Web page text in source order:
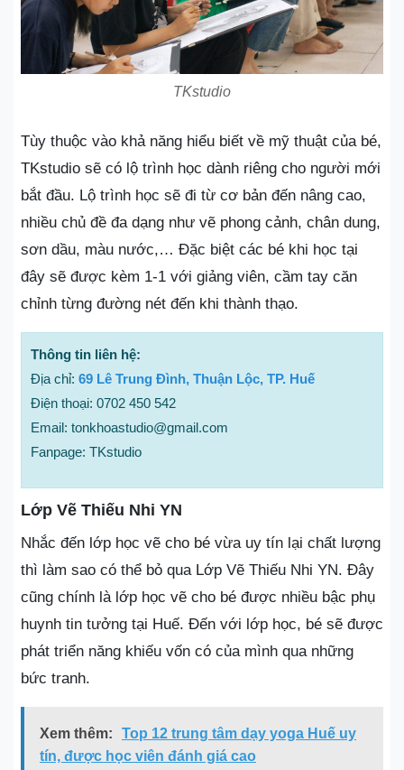
TKstudio
Tùy thuộc vào khả năng hiểu biết về mỹ thuật của bé,
TKstudio sẽ có lộ trình học dành riêng cho người mới
bắt đầu. Lộ trình học sẽ đi từ cơ bản đến nâng cao,
nhiều chủ đề đa dạng như vẽ phong cảnh, chân dung,
sơn dầu, màu nước,… Đặc biệt các bé khi học tại
đây sẽ được kèm 1-1 với giảng viên, cầm tay căn
chỉnh từng đường nét đến khi thành thạo.
Thông tin liên hệ:
Địa chỉ: 69 Lê Trung Đình, Thuận Lộc, TP. Huế
Điện thoại: 0702 450 542
Email: tonkhoastudio@gmail.com
Fanpage: TKstudio
Lớp Vẽ Thiếu Nhi YN
Nhắc đến lớp học vẽ cho bé vừa uy tín lại chất lượng
thì làm sao có thể bỏ qua Lớp Vẽ Thiếu Nhi YN. Đây
cũng chính là lớp học vẽ cho bé được nhiều bậc phụ
huynh tin tưởng tại Huế. Đến với lớp học, bé sẽ được
phát triển năng khiếu vốn có của mình qua những
bức tranh.
Xem thêm:
Top 12 trung tâm dạy yoga Huế uy
tín, được học viên đánh giá cao